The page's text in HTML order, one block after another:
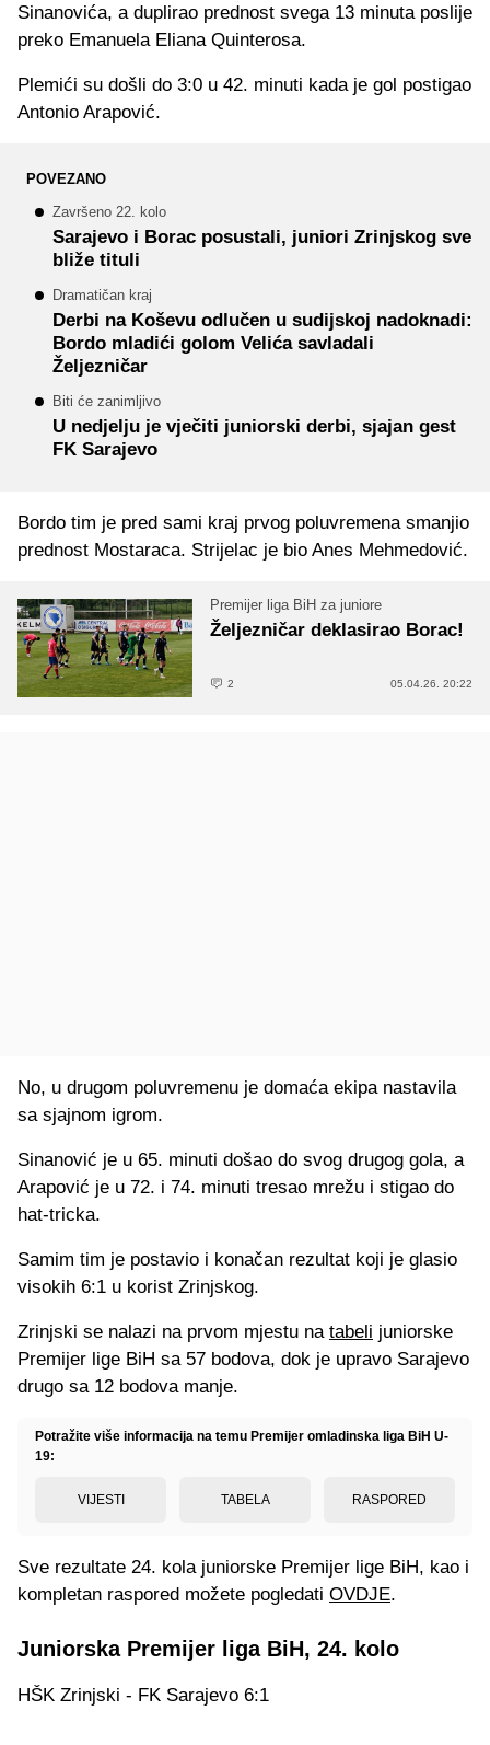
Sinanovića, a duplirao prednost svega 13 minuta poslije
preko Emanuela Eliana Quinterosa.
Plemići su došli do 3:0 u 42. minuti kada je gol postigao
Antonio Arapović.
POVEZANO
Završeno 22. kolo
Sarajevo i Borac posustali, juniori Zrinjskog sve
bliže tituli
Dramatičan kraj
Derbi na Koševu odlučen u sudijskoj nadoknadi:
Bordo mladići golom Velića savladali
Željezničar
Biti će zanimljivo
U nedjelju je vječiti juniorski derbi, sjajan gest
FK Sarajevo
Bordo tim je pred sami kraj prvog poluvremena smanjio
prednost Mostaraca. Strijelac je bio Anes Mehmedović.
Premijer liga BiH za juniore
Željezničar deklasirao Borac!
2 05.04.26. 20:22
No, u drugom poluvremenu je domaća ekipa nastavila
sa sjajnom igrom.
Sinanović je u 65. minuti došao do svog drugog gola, a
Arapović je u 72. i 74. minuti tresao mrežu i stigao do
hat-tricka.
Samim tim je postavio i konačan rezultat koji je glasio
visokih 6:1 u korist Zrinjskog.
Zrinjski se nalazi na prvom mjestu na tabeli juniorske
Premijer lige BiH sa 57 bodova, dok je upravo Sarajevo
drugo sa 12 bodova manje.
Potražite više informacija na temu Premijer omladinska liga BiH U-
19:
VIJESTI TABELA RASPORED
Sve rezultate 24. kola juniorske Premijer lige BiH, kao i
kompletan raspored možete pogledati OVDJE.
Juniorska Premijer liga BiH, 24. kolo
HŠK Zrinjski - FK Sarajevo 6:1